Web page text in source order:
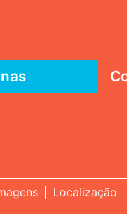
Localização